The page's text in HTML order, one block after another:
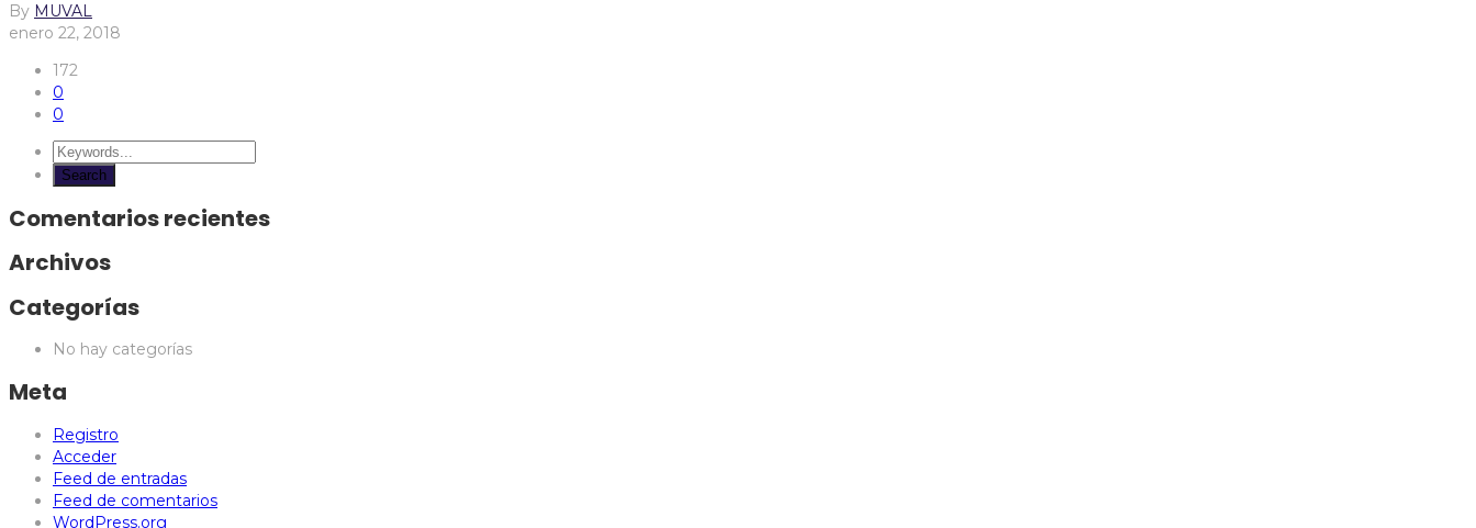
By MUVAL
enero 22, 2018
172
0
0
Comentarios recientes
Archivos
Categorías
No hay categorías
Meta
Registro
Acceder
Feed de entradas
Feed de comentarios
WordPress.org